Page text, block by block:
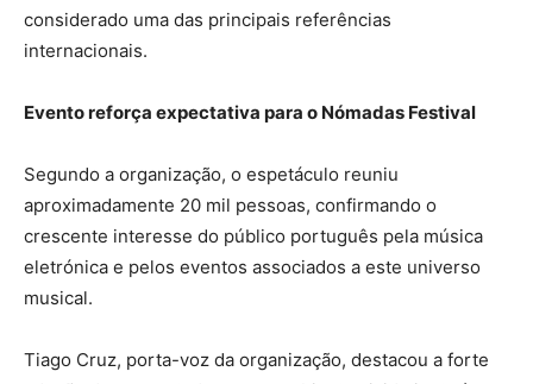
considerado uma das principais referências
internacionais.
Evento reforça expectativa para o Nómadas Festival
Segundo a organização, o espetáculo reuniu
aproximadamente 20 mil pessoas, confirmando o
crescente interesse do público português pela música
eletrónica e pelos eventos associados a este universo
musical.
Tiago Cruz, porta-voz da organização, destacou a forte